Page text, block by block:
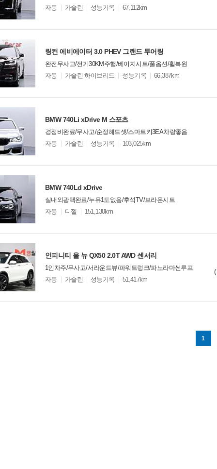
모
션
자동 가솔린 성능기록 67,112km
링컨 에비에이터 3.0 PHEV 그랜드 투어링
완전무사고/전기30KM주행/베이지시트/풀옵션/휠복원
모
션
자동 가솔린 하이브리드 성능기록 66,387km
BMW 740Li xDrive M 스포츠
경정비완료/무사고/순정헤드셋/스마트키3EA차량좋음
모
션
자동 가솔린 성능기록 103,025km
BMW 740Ld xDrive
실내외광택완료/누유1도없음/후석TV/브라운시트
모
션
자동 디젤 151,130km
인피니티 올 뉴 QX50 2.0T AWD 센서리
1인차주/무사고/서라운드뷰/파워트렁크/파노라마썬루프
모
션
자동 가솔린 성능기록 51,417km
1